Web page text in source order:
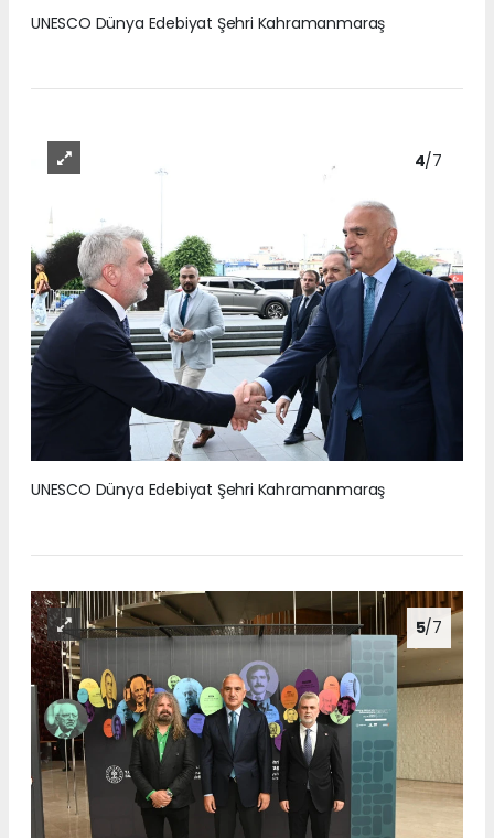
UNESCO Dünya Edebiyat Şehri Kahramanmaraş
4/7
UNESCO Dünya Edebiyat Şehri Kahramanmaraş
5/7